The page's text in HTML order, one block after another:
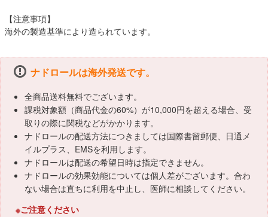
【注意事項】
海外の製造基準により造られています。
ナドロールは海外発送です。
全商品送料無料でございます。
課税対象額（商品代金の60%）が10,000円を超える場合、受
取りの際に関税などがかかります。
ナドロールの配送方法につきましては国際書留郵便、日通メ
イルプラス、EMSを利用します。
ナドロールは配送の希望日時は指定できません。
ナドロールの効果効能については個人差がございます。合わ
ない場合は直ちに利用を中止し、医師に相談してください。
※ご注意ください